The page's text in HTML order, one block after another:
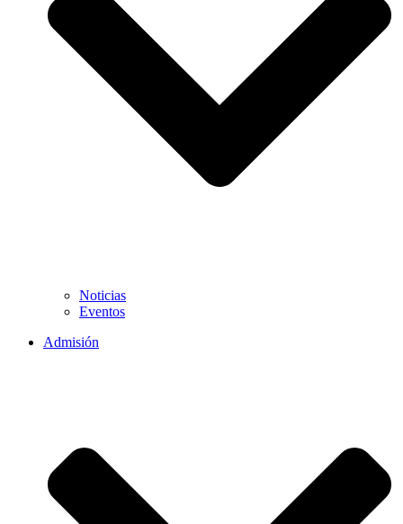
Noticias
Eventos
Admisión